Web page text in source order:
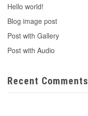
Hello world!
Blog image post
Post with Gallery
Post with Audio
Recent Comments